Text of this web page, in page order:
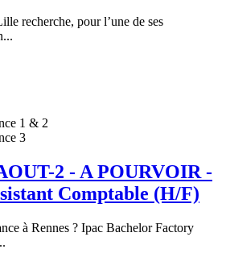
recherche, pour l’une de ses
1 & 2
3
2 - A POURVOIR -
Comptable (H/F)
à Rennes ? Ipac Bachelor Factory